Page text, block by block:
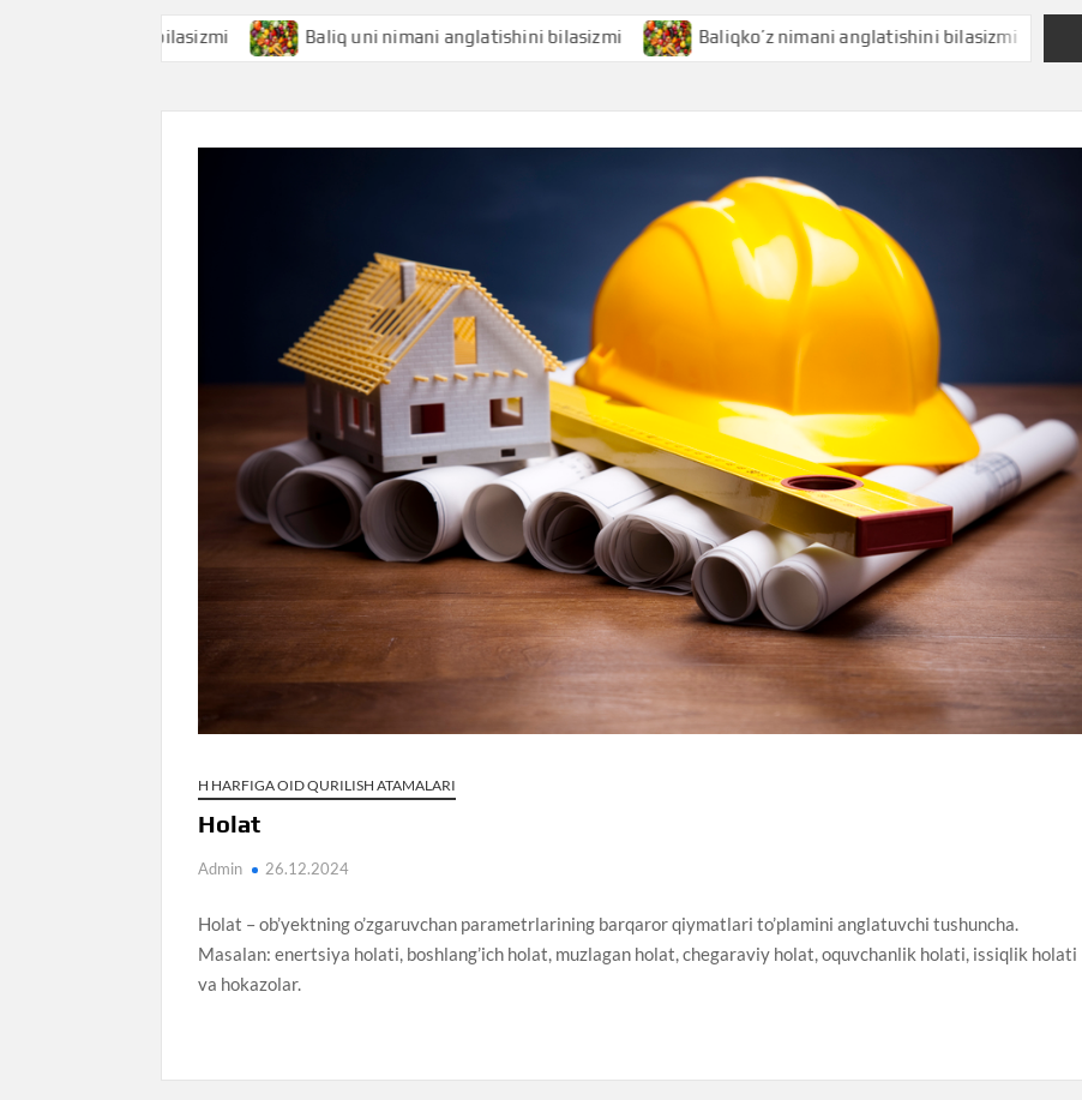
Baliq uni nimani anglatishini bilasizmi Baliqko’z nimani anglatishini bilasizmi Baliq
H HARFIGA OID QURILISH ATAMALARI
Holat
Admin 26.12.2024
Holat – ob’yektning o’zgaruvchan parametrlarining barqaror qiymatlari to’plamini anglatuvchi tushuncha.
Masalan: enertsiya holati, boshlang’ich holat, muzlagan holat, chegaraviy holat, oquvchanlik holati, issiqlik holati
va hokazolar.